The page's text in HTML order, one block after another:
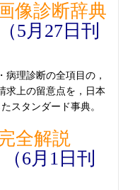
像診断辞典
5月27日刊
理診断の全項目の，
上の留意点を，日本
スタンダード事典。
完全解説
6月1日刊